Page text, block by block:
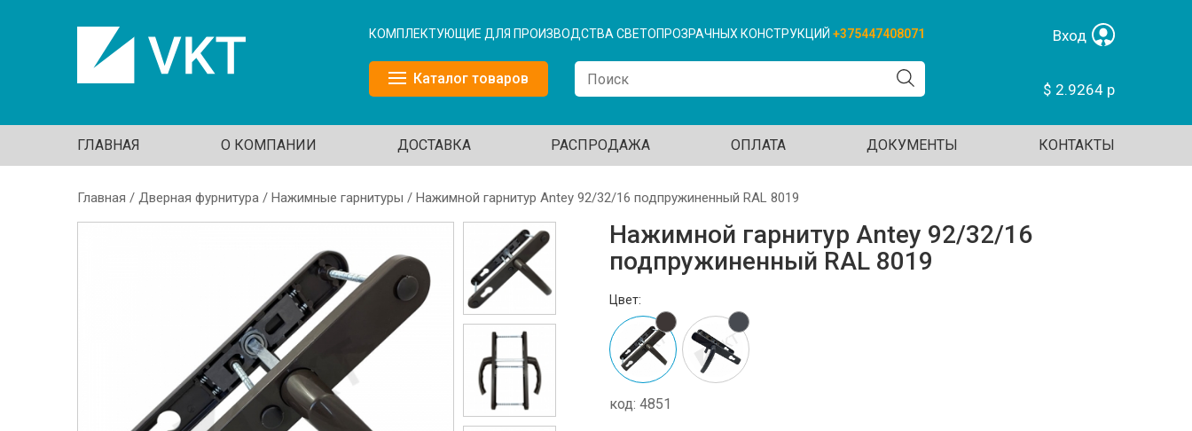
КОМПЛЕКТУЮЩИЕ ДЛЯ ПРОИЗВОДСТВА СВЕТОПРОЗРАЧНЫХ КОНСТРУКЦИЙ +375447408071
Каталог товаров
Вход
$ 2.9264 р
ГЛАВНАЯ О КОМПАНИИ ДОСТАВКА РАСПРОДАЖА ОПЛАТА ДОКУМЕНТЫ КОНТАКТЫ
Вы здесь
Главная / Дверная фурнитура / Нажимные гарнитуры / Нажимной гарнитур Antey 92/32/16 подпружиненный RAL 8019
Нажимной гарнитур Antey 92/32/16
подпружиненный RAL 8019
Цвет:
код: 4851